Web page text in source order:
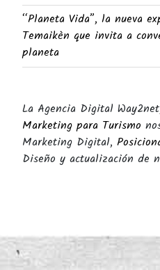
“Planeta Vida”, la nueva
Temaikèn que invita a
planeta
La Agencia Digital
Marketing para Turismo
Marketing Digital,
Diseño y actualización de